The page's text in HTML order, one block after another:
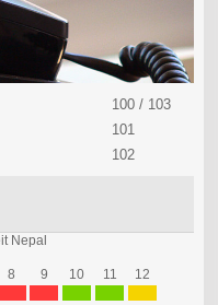
100 / 103
101
102
8 9 10 11 12